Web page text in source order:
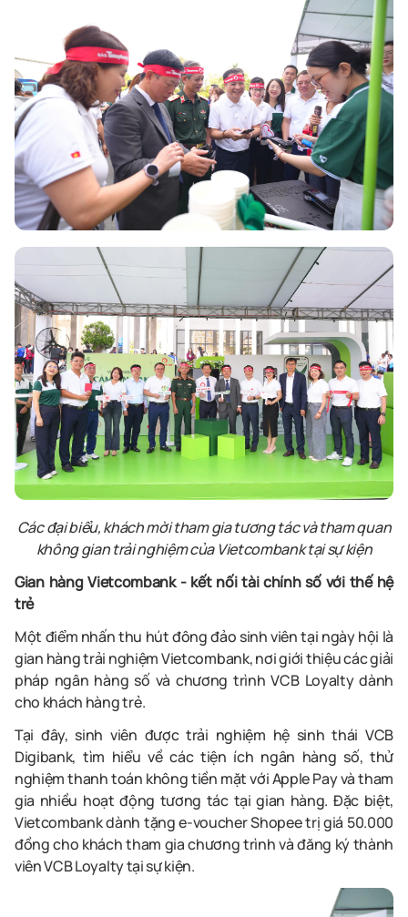
Các đại biểu, khách mời tham gia tương tác và tham quan
không gian trải nghiệm của Vietcombank tại sự kiện
Gian hàng Vietcombank-kết nối tài chính số với thế hệ
trẻ
Một điểm nhấn thu hút đông đảo sinh viên tại ngày hội là
gian hàng trải nghiệm Vietcombank, nơi giới thiệu các giải
pháp ngân hàng số và chương trình VCB Loyalty dành
cho khách hàng trẻ.
Tại đây, sinh viên được trải nghiệm hệ sinh thái VCB
Digibank, tìm hiểu về các tiện ích ngân hàng số, thử
nghiệm thanh toán không tiền mặt với Apple Pay và tham
gia nhiều hoạt động tương tác tại gian hàng. Đặc biệt,
Vietcombank dành tặng e-voucher Shopee trị giá 50.000
đồng cho khách tham gia chương trình và đăng ký thành
viên VCB Loyalty tại sự kiện.